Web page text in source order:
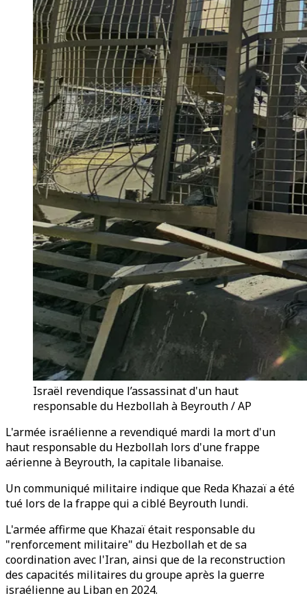
Israël revendique l’assassinat d'un haut
responsable du Hezbollah à Beyrouth / AP
L'armée israélienne a revendiqué mardi la mort d'un
haut responsable du Hezbollah lors d'une frappe
aérienne à Beyrouth, la capitale libanaise.
Un communiqué militaire indique que Reda Khazaï a été
tué lors de la frappe qui a ciblé Beyrouth lundi.
L'armée affirme que Khazaï était responsable du
"renforcement militaire" du Hezbollah et de sa
coordination avec l'Iran, ainsi que de la reconstruction
des capacités militaires du groupe après la guerre
israélienne au Liban en 2024.